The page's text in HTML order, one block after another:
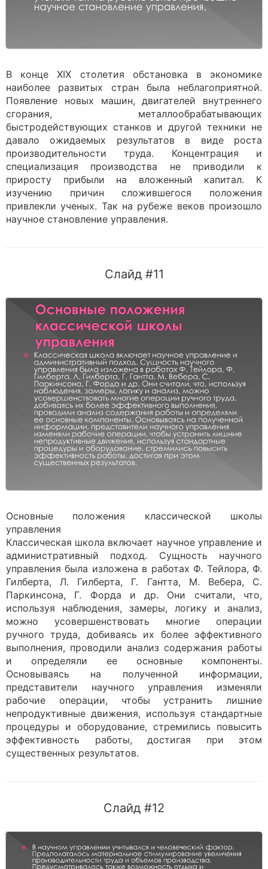
В конце XIX столетия обстановка в экономике
наиболее развитых стран была неблагоприятной.
Появление новых машин, двигателей внутреннего
сгорания, металлообрабатывающих
быстродействующих станков и другой техники не
давало ожидаемых результатов в виде роста
производительности труда. Концентрация и
специализация производства не приводили к
приросту прибыли на вложенный капитал. К
изучению причин сложившегося положения
привлекли ученых. Так на рубеже веков произошло
научное становление управления.
Слайд #11
Основные положения классической школы
управления
Классическая школа включает научное управление и
административный подход. Сущность научного
управления была изложена в работах Ф. Тейлора, Ф.
Гилберта, Л. Гилберта, Г. Гантта, М. Вебера, С.
Паркинсона, Г. Форда и др. Они считали, что,
используя наблюдения, замеры, логику и анализ,
можно усовершенствовать многие операции
ручного труда, добиваясь их более эффективного
выполнения, проводили анализ содержания работы
и определяли ее основные компоненты.
Основываясь на полученной информации,
представители научного управления изменяли
рабочие операции, чтобы устранить лишние
непродуктивные движения, используя стандартные
процедуры и оборудование, стремились повысить
эффективность работы, достигая при этом
существенных результатов.
Слайд #12